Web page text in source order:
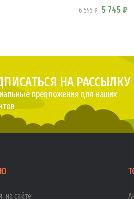
6 595 ₽ 5 745 ₽
НА РАССЫЛКУ
предложения для наших
на сайте